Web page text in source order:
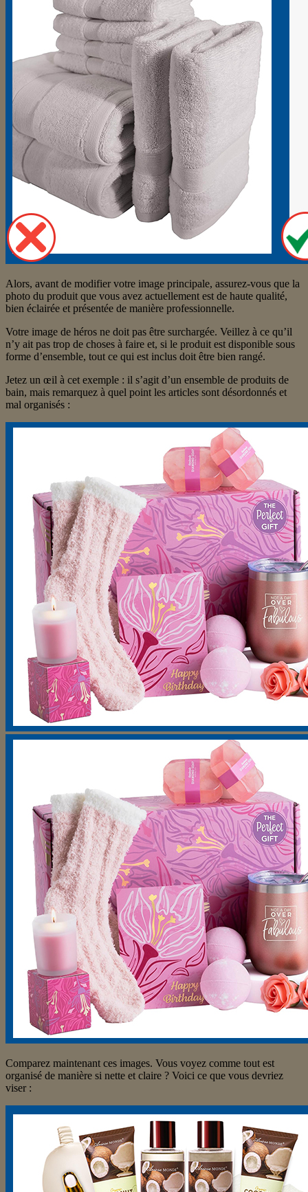
Alors, avant de modifier votre image principale, assurez-vous que la
photo du produit que vous avez actuellement est de haute qualité,
bien éclairée et présentée de manière professionnelle.
Votre image de héros ne doit pas être surchargée. Veillez à ce qu’il
n’y ait pas trop de choses à faire et, si le produit est disponible sous
forme d’ensemble, tout ce qui est inclus doit être bien rangé.
Jetez un œil à cet exemple : il s’agit d’un ensemble de produits de
bain, mais remarquez à quel point les articles sont désordonnés et
mal organisés :
Comparez maintenant ces images. Vous voyez comme tout est
organisé de manière si nette et claire ? Voici ce que vous devriez
viser :